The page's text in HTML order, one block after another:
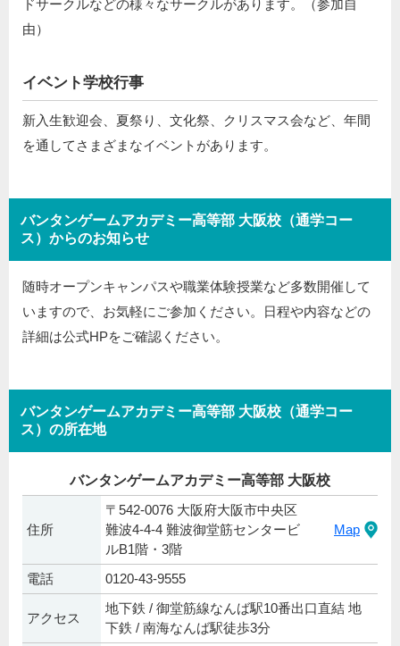
ドサークルなどの様々なサークルがあります。（参加自
由）
イベント学校行事
新入生歓迎会、夏祭り、文化祭、クリスマス会など、年間
を通してさまざまなイベントがあります。
バンタンゲームアカデミー高等部 大阪校（通学コー
ス）からのお知らせ
随時オープンキャンパスや職業体験授業など多数開催して
いますので、お気軽にご参加ください。日程や内容などの
詳細は公式HPをご確認ください。
バンタンゲームアカデミー高等部 大阪校（通学コー
ス）の所在地
バンタンゲームアカデミー高等部 大阪校
住所
〒542-0076 大阪府大阪市中央区
難波4-4-4 難波御堂筋センタービ
ルB1階・3階
Map
電話 0120-43-9555
アクセス
地下鉄 / 御堂筋線なんば駅10番出口直結 地
下鉄 / 南海なんば駅徒歩3分